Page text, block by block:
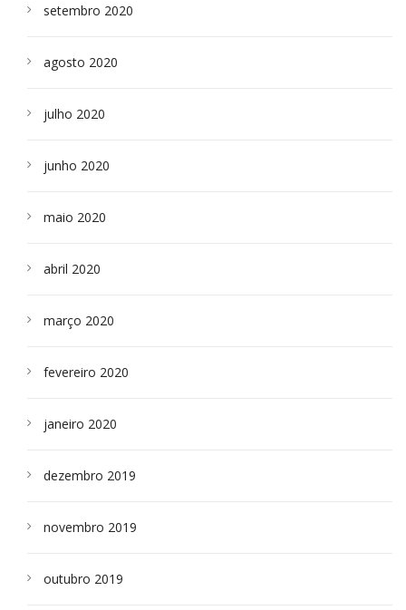
setembro 2020
agosto 2020
julho 2020
junho 2020
maio 2020
abril 2020
março 2020
fevereiro 2020
janeiro 2020
dezembro 2019
novembro 2019
outubro 2019